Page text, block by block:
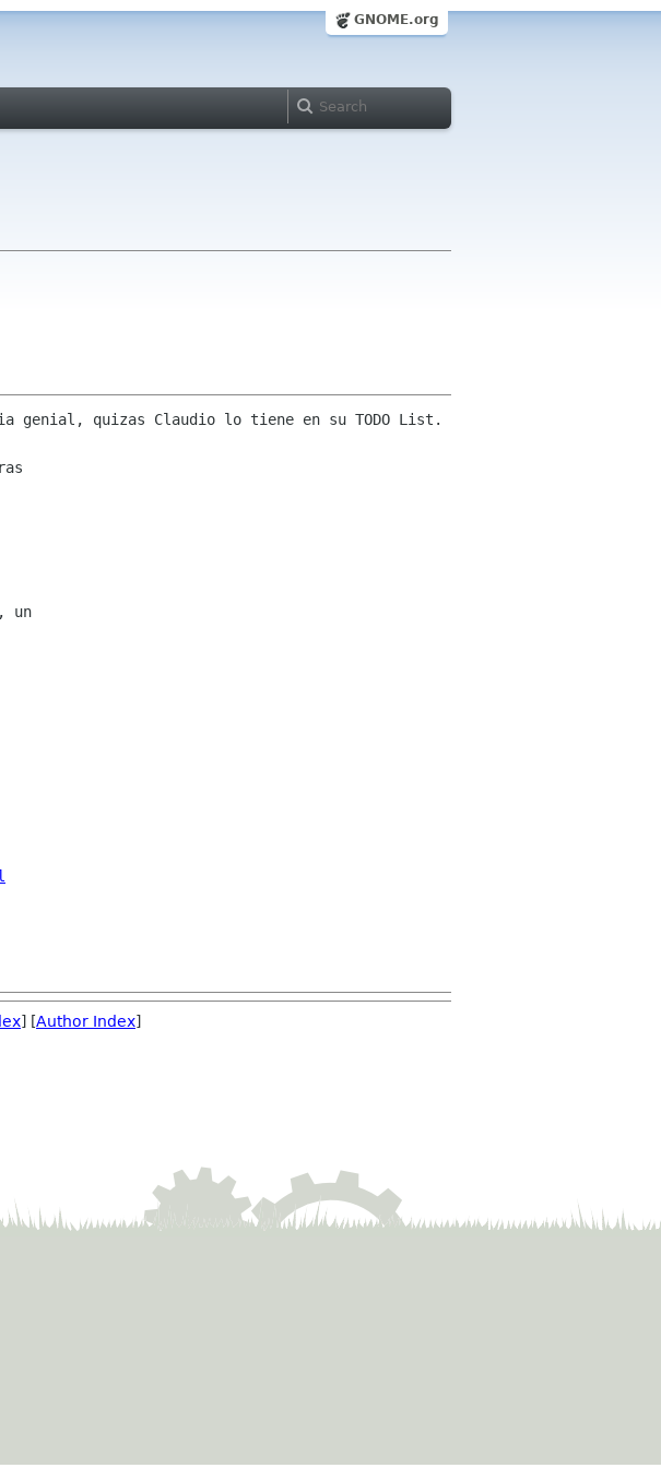
GNOME.org
genial, quizas Claudio lo tiene en su TODO List.
un
] [Author Index]